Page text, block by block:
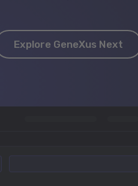
Explore GeneXus Next